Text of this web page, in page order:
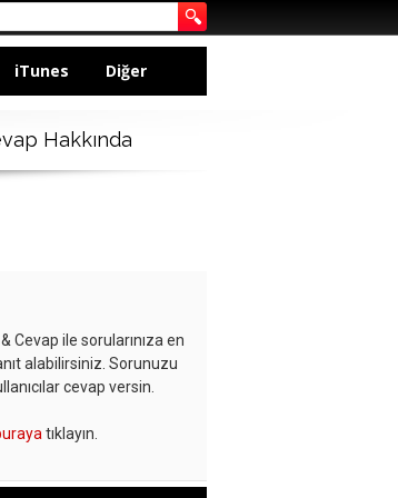
iTunes Diğer
Hakkında
Cevap ile sorularınıza en
alabilirsiniz. Sorunuzu
cevap versin.
tıklayın.